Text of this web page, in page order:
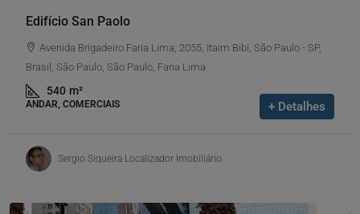
Edifício San Paolo
Avenida Brigadeiro Faria Lima, 2055, Itaim Bibi, São Paulo - SP,
Brasil, São Paulo, São Paulo, Faria Lima
540 m²
ANDAR, COMERCIAIS + Detalhes
Sergio Siqueira Localizador Imobiliário